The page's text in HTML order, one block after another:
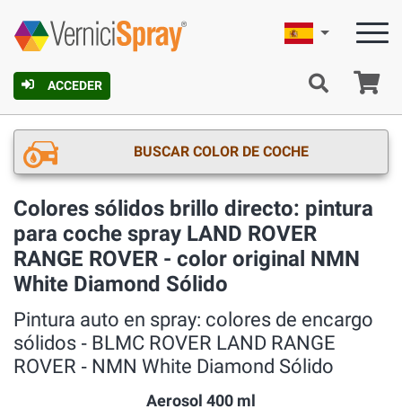
ACCEDER
Español
BUSCAR COLOR DE COCHE
Colores sólidos brillo directo: pintura
para coche spray LAND ROVER
RANGE ROVER - color original NMN
White Diamond Sólido
Pintura auto en spray: colores de encargo
sólidos ‐ BLMC ROVER LAND RANGE
ROVER ‐ NMN White Diamond Sólido
Aerosol 400 ml